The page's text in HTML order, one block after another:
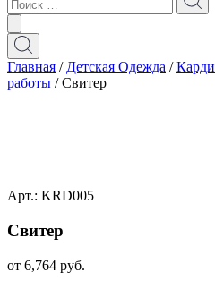
Главная /Детская Одежда /
работы / Свитер
Арт.: KRD005
Свитер
от 6,764 руб.